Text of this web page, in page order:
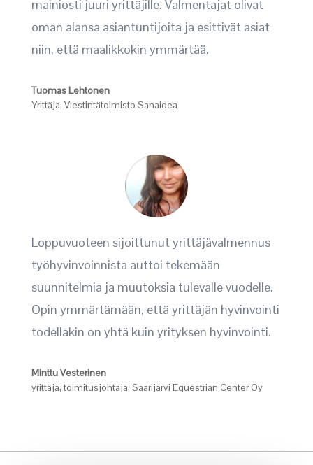
mainiosti juuri yrittäjille. Valmentajat olivat
oman alansa asiantuntijoita ja esittivät asiat
niin, että maalikkokin ymmärtää.
Tuomas Lehtonen
Yrittäjä, Viestintätoimisto Sanaidea
Loppuvuoteen sijoittunut yrittäjävalmennus
työhyvinvoinnista auttoi tekemään
suunnitelmia ja muutoksia tulevalle vuodelle.
Opin ymmärtämään, että yrittäjän hyvinvointi
todellakin on yhtä kuin yrityksen hyvinvointi.
Minttu Vesterinen
yrittäjä, toimitusjohtaja, Saarijärvi Equestrian Center Oy